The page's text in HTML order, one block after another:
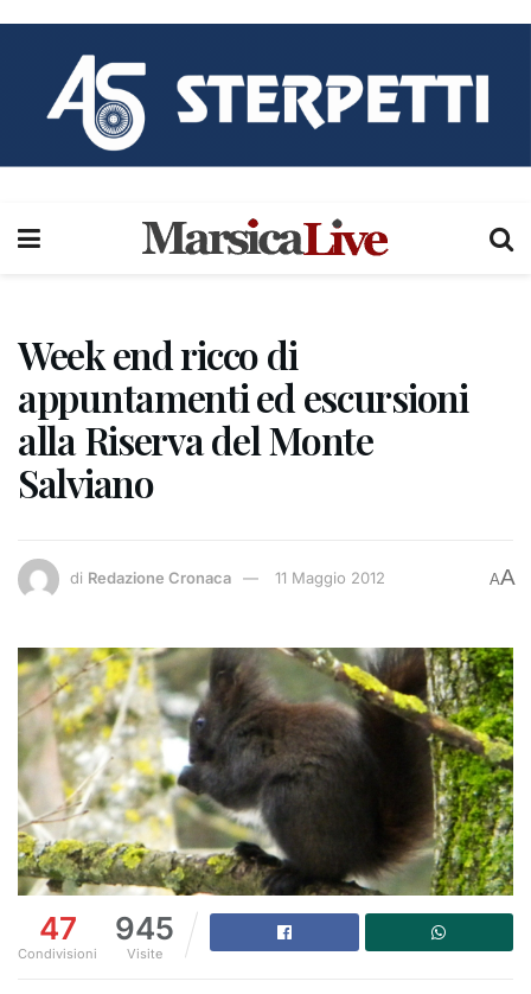
Week end ricco di
appuntamenti ed escursioni
alla Riserva del Monte
Salviano
di Redazione Cronaca 11 Maggio 2012 AA
47
Condivisioni
945
Visite